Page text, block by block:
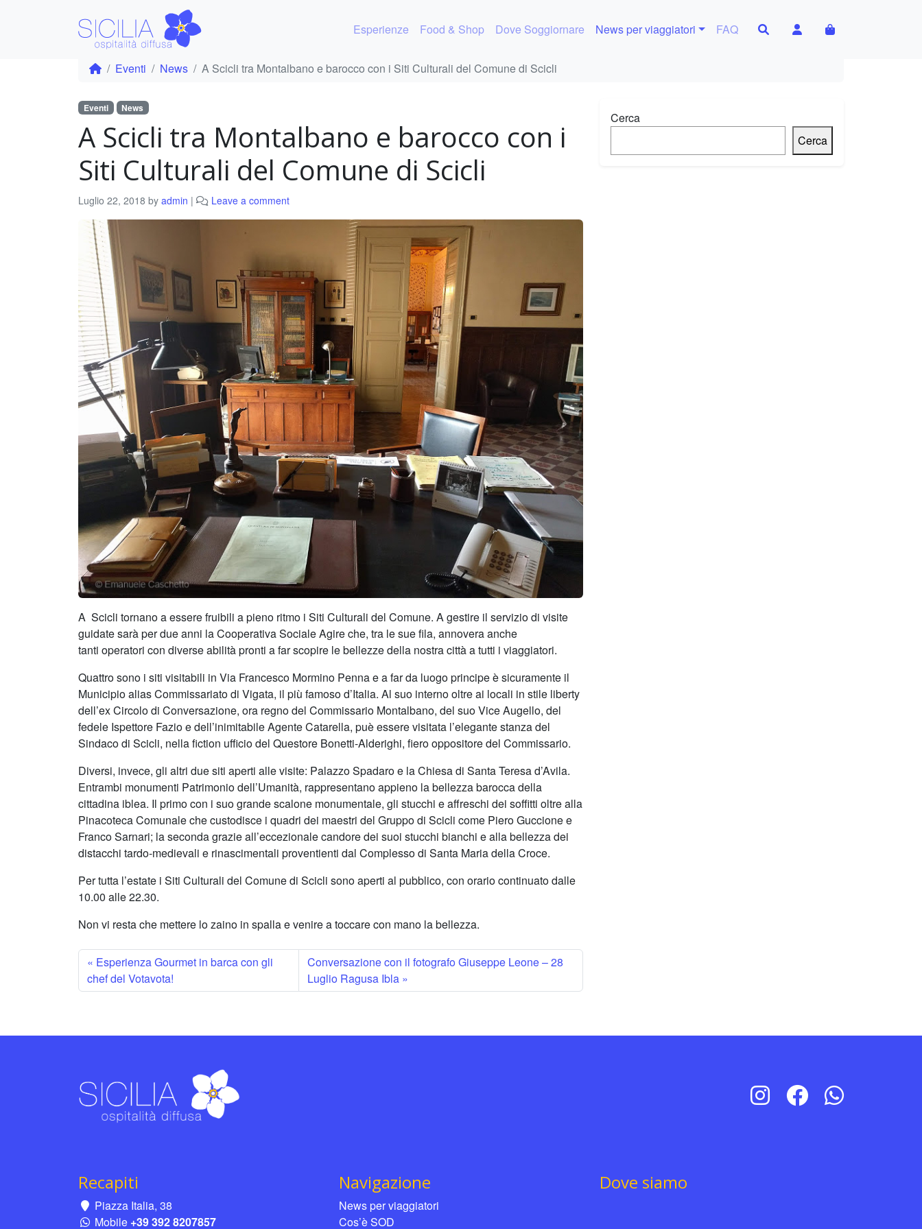
Esperienze Food & Shop Dove Soggiornare News per viaggiatori FAQ SearchAccountCart
Eventi News A Scicli tra Montalbano e barocco con i Siti Culturali del Comune di Scicli
Eventi News
A Scicli tra Montalbano e barocco con i
Siti Culturali del Comune di Scicli
Luglio 22, 2018 by admin | Leave a comment
A Scicli tornano a essere fruibili a pieno ritmo i Siti Culturali del Comune. A gestire il servizio di visite
guidate sarà per due anni la Cooperativa Sociale Agire che, tra le sue fila, annovera anche
tanti operatori con diverse abilità pronti a far scopire le bellezze della nostra città a tutti i viaggiatori.
Quattro sono i siti visitabili in Via Francesco Mormino Penna e a far da luogo principe è sicuramente il
Municipio alias Commissariato di Vigata, il più famoso d’Italia. Al suo interno oltre ai locali in stile liberty
dell’ex Circolo di Conversazione, ora regno del Commissario Montalbano, del suo Vice Augello, del
fedele Ispettore Fazio e dell’inimitabile Agente Catarella, puè essere visitata l’elegante stanza del
Sindaco di Scicli, nella fiction ufficio del Questore Bonetti-Alderighi, fiero oppositore del Commissario.
Diversi, invece, gli altri due siti aperti alle visite: Palazzo Spadaro e la Chiesa di Santa Teresa d’Avila.
Entrambi monumenti Patrimonio dell’Umanità, rappresentano appieno la bellezza barocca della
cittadina iblea. Il primo con i suo grande scalone monumentale, gli stucchi e affreschi dei soffitti oltre alla
Pinacoteca Comunale che custodisce i quadri dei maestri del Gruppo di Scicli come Piero Guccione e
Franco Sarnari; la seconda grazie all’eccezionale candore dei suoi stucchi bianchi e alla bellezza dei
distacchi tardo-medievali e rinascimentali proventienti dal Complesso di Santa Maria della Croce.
Per tutta l’estate i Siti Culturali del Comune di Scicli sono aperti al pubblico, con orario continuato dalle
10.00 alle 22.30.
Non vi resta che mettere lo zaino in spalla e venire a toccare con mano la bellezza.
Esperienza Gourmet in barca con gli
chef del Votavota!
Conversazione con il fotografo Giuseppe Leone – 28
Luglio Ragusa Ibla
Cerca
Cerca
Recapiti
Piazza Italia, 38
Mobile +39 392 8207857
Navigazione
News per viaggiatori
Cos’è SOD
Dove siamo